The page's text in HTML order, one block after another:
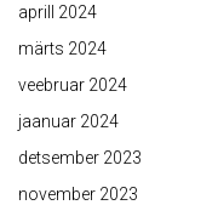
aprill 2024
märts 2024
veebruar 2024
jaanuar 2024
detsember 2023
november 2023